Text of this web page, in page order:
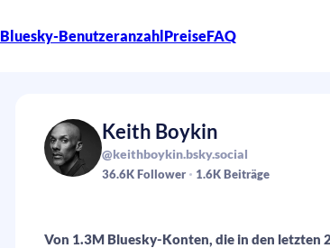
Bluesky-BenutzeranzahlPreiseFAQ
Keith Boykin
@keithboykin.bsky.social
36.6KFollower 1.6KBeiträge
Von 1.3M Bluesky-Konten, die in den letzten